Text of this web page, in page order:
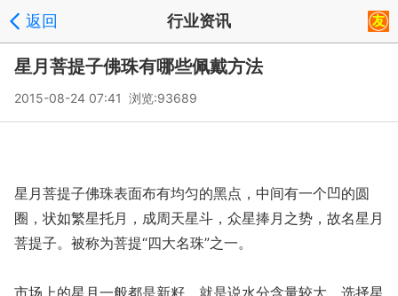
返回 行业资讯
星月菩提子佛珠有哪些佩戴方法
2015-08-24 07:41 浏览:93689
星月菩提子佛珠表面布有均匀的黑点，中间有一个凹的圆
圈，状如繁星托月，成周天星斗，众星捧月之势，故名星月
菩提子。被称为菩提“四大名珠”之一。
市场上的星月一般都是新籽，就是说水分含量较大，选择星